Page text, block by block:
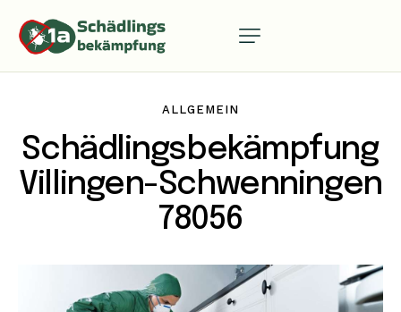
ALLGEMEIN
Schädlingsbekämpfung
Villingen-Schwenningen
78056